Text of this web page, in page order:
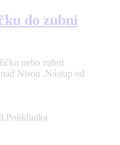
do zubni
nebo zubni
Nisou .Nástup od